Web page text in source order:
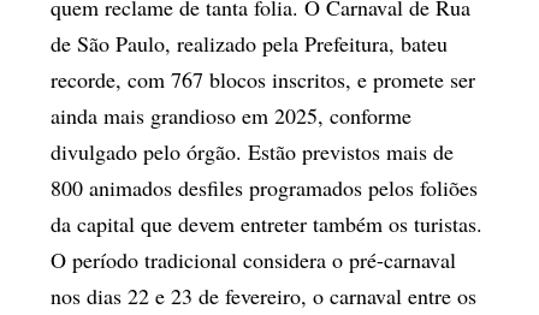
quem reclame de tanta folia. O Carnaval de Rua
de São Paulo, realizado pela Prefeitura, bateu
recorde, com 767 blocos inscritos, e promete ser
ainda mais grandioso em 2025, conforme
divulgado pelo órgão. Estão previstos mais de
800 animados desfiles programados pelos foliões
da capital que devem entreter também os turistas.
O período tradicional considera o pré-carnaval
nos dias 22 e 23 de fevereiro, o carnaval entre os